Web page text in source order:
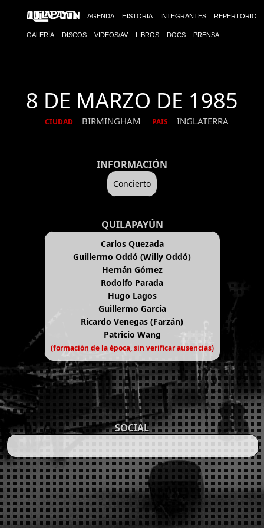
AGENDA HISTORIA INTEGRANTES REPERTORIO
GALERÍA DISCOS VIDEOS/AV LIBROS DOCS PRENSA
8 DE MARZO DE 1985
CIUDAD BIRMINGHAM PAIS INGLATERRA
INFORMACIÓN
Concierto
QUILAPAYÚN
Carlos Quezada
Guillermo Oddó (Willy Oddó)
Hernán Gómez
Rodolfo Parada
Hugo Lagos
Guillermo García
Ricardo Venegas (Farzán)
Patricio Wang
(formación de la época, sin verificar ausencias)
SOCIAL